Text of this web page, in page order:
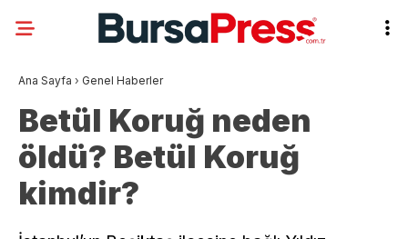
Ana Sayfa › Genel Haberler
Betül Koruğ neden
öldü? Betül Koruğ
kimdir?